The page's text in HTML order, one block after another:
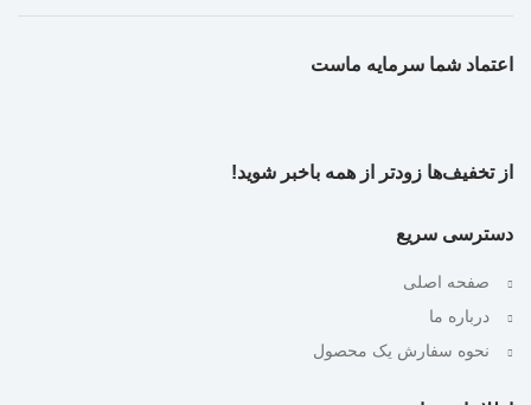
اعتماد شما سرمایه ماست
از تخفیف‌ها زودتر از همه باخبر شوید!
دسترسی سریع
صفحه اصلی
درباره ما
نحوه سفارش یک محصول